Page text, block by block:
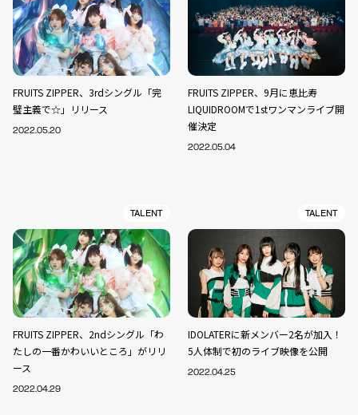
FRUITS ZIPPER、3rdシングル「完
璧主義で☆」リリース
2022.05.20
FRUITS ZIPPER、9月に恵比寿
LIQUIDROOMで1stワンマンライブ開
催決定
2022.05.04
TALENT
FRUITS ZIPPER、2ndシングル「わ
たしの一番かわいいところ」がリリ
ース
2022.04.29
TALENT
IDOLATERに新メンバー2名が加入！
5人体制で初のライブ映像を公開
2022.04.25